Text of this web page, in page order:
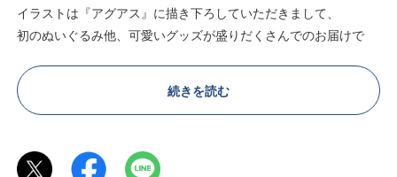
イラストは『アグアス』に描き下ろしていただきまして、
初のぬいぐるみ他、可愛いグッズが盛りだくさんでのお届けで
さらに今回は、購入者特典、先着で100名様ご招待のイベント
続きを読む
イラストレ
アダルトグ